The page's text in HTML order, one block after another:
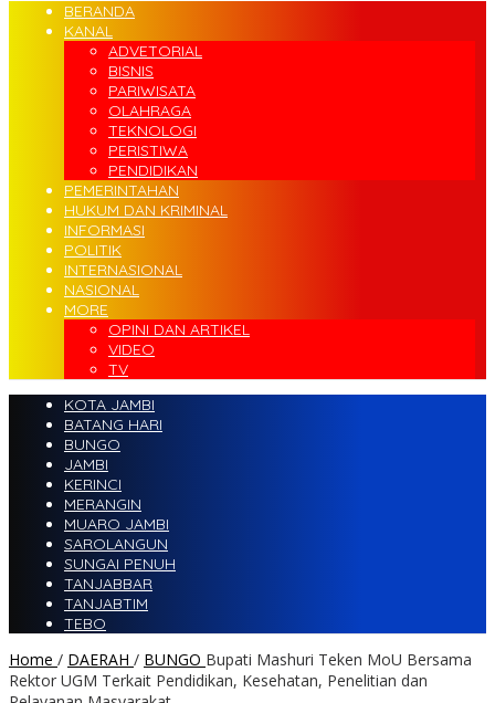
BERANDA
KANAL
ADVETORIAL
BISNIS
PARIWISATA
OLAHRAGA
TEKNOLOGI
PERISTIWA
PENDIDIKAN
PEMERINTAHAN
HUKUM DAN KRIMINAL
INFORMASI
POLITIK
INTERNASIONAL
NASIONAL
MORE
OPINI DAN ARTIKEL
VIDEO
TV
KOTA JAMBI
BATANG HARI
BUNGO
JAMBI
KERINCI
MERANGIN
MUARO JAMBI
SAROLANGUN
SUNGAI PENUH
TANJABBAR
TANJABTIM
TEBO
Home / DAERAH / BUNGO Bupati Mashuri Teken MoU Bersama
Rektor UGM Terkait Pendidikan, Kesehatan, Penelitian dan